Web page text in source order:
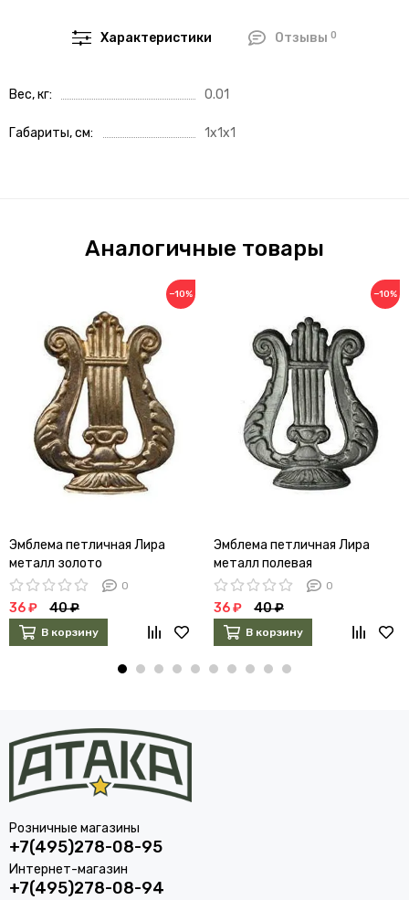
Характеристики Отзывы 0
Вес, кг 0.01
Габариты, см 1x1x1
Аналогичные товары
−10%
Эмблема петличная Лира
металл золото
0
36 ₽ 40 ₽
В корзину
−10%
Эмблема петличная Лира
металл полевая
0
36 ₽ 40 ₽
В корзину
Розничные магазины
+7(495)278-08-95
Интернет-магазин
+7(495)278-08-94